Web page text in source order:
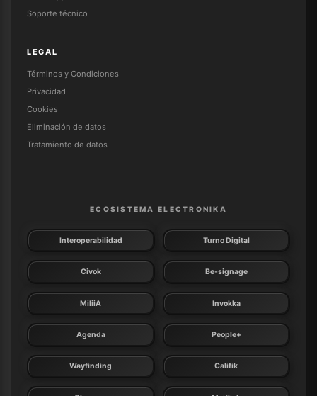
Soporte técnico
LEGAL
Términos y Condiciones
Privacidad
Cookies
Eliminación de datos
Tratamiento de datos
ECOSISTEMA ELECTRONIKA
Interoperabilidad Turno Digital
Civok Be-signage
MiliiA Invokka
Agenda People+
Wayfinding Califik